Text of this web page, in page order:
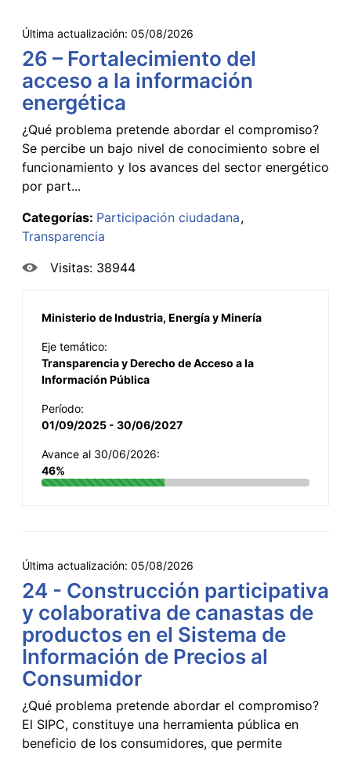
Última actualización: 05/08/2026
26 – Fortalecimiento del
acceso a la información
energética
¿Qué problema pretende abordar el compromiso?
Se percibe un bajo nivel de conocimiento sobre el
funcionamiento y los avances del sector energético
por part...
Categorías: Participación ciudadana
Transparencia
Visitas: 38944
Ministerio de Industria, Energía y Minería
Eje temático:
Transparencia y Derecho de Acceso a la
Información Pública
Período:
01/09/2025 - 30/06/2027
Avance al 30/06/2026:
46%
Última actualización: 05/08/2026
24 - Construcción participativa
y colaborativa de canastas de
productos en el Sistema de
Información de Precios al
Consumidor
¿Qué problema pretende abordar el compromiso?
El SIPC, constituye una herramienta pública en
beneficio de los consumidores, que permite